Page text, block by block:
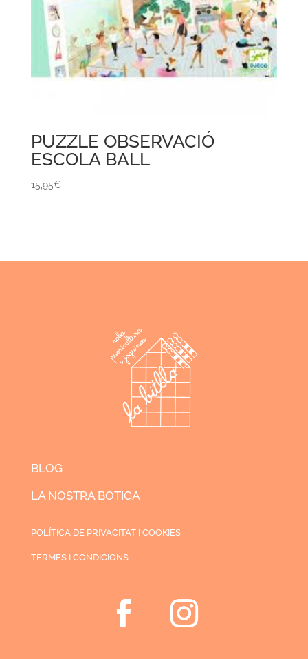
PUZZLE OBSERVACIÓ
ESCOLA BALL
15,95€
BLOG
LA NOSTRA BOTIGA
POLÍTICA DE PRIVACITAT I COOKIES
TERMES I CONDICIONS